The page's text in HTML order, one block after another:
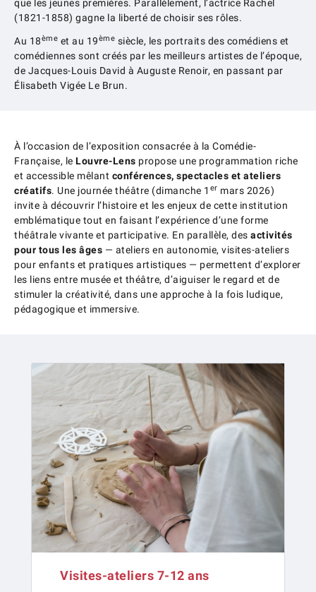
que les jeunes premières. Parallèlement, l’actrice Rachel
(1821-1858) gagne la liberté de choisir ses rôles.
Au 18ème et au 19ème siècle, les portraits des comédiens et
comédiennes sont créés par les meilleurs artistes de l’époque,
de Jacques-Louis David à Auguste Renoir, en passant par
Élisabeth Vigée Le Brun.
À l’occasion de l’exposition consacrée à la Comédie-
Française, le Louvre-Lens propose une programmation riche
et accessible mêlant conférences, spectacles et ateliers
créatifs. Une journée théâtre (dimanche 1 er mars 2026)
invite à découvrir l’histoire et les enjeux de cette institution
emblématique tout en faisant l’expérience d’une forme
théâtrale vivante et participative. En parallèle, des activités
pour tous les âges — ateliers en autonomie, visites-ateliers
pour enfants et pratiques artistiques — permettent d’explorer
les liens entre musée et théâtre, d’aiguiser le regard et de
stimuler la créativité, dans une approche à la fois ludique,
pédagogique et immersive.
Visites-ateliers 7-12 ans